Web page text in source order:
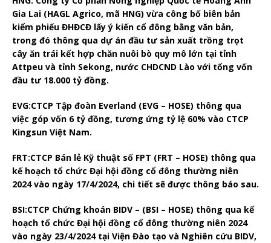
Gia Lai (HAGL Agrico, mã HNG) vừa công bố biên bản
kiểm phiếu ĐHĐCĐ lấy ý kiến cổ đông bằng văn bản,
trong đó thông qua dự án đầu tư sản xuất trồng trọt
cây ăn trái kết hợp chăn nuôi bò quy mô lớn tại tỉnh
Attpeu và tỉnh Sekong, nước CHDCND Lào với tổng vốn
đầu tư 18.000 tỷ đồng.
EVG:CTCP Tập đoàn Everland (EVG – HOSE) thông qua
việc góp vốn 6 tỷ đồng, tương ứng tỷ lệ 60% vào CTCP
Kingsun Việt Nam.
FRT:CTCP Bán lẻ Kỹ thuật số FPT (FRT – HOSE) thông qua
kế hoạch tổ chức Đại hội đồng cổ đông thường niên
2024 vào ngày 17/4/2024, chi tiết sẽ được thông báo sau.
BSI:CTCP Chứng khoán BIDV – (BSI – HOSE) thông qua kế
hoạch tổ chức Đại hội đồng cổ đông thường niên 2024
vào ngày 23/4/2024 tại Viện Đào tạo và Nghiên cứu BIDV,